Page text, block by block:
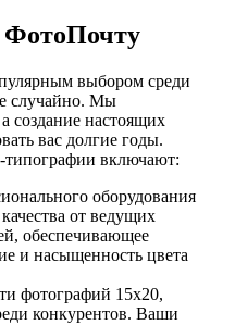
выбором среди
случайно. Мы
создание настоящих
вас долгие годы.
включают:
оборудования
от ведущих
обеспечивающее
и насыщенность цвета
фотографий 15х20,
конкурентов. Ваши